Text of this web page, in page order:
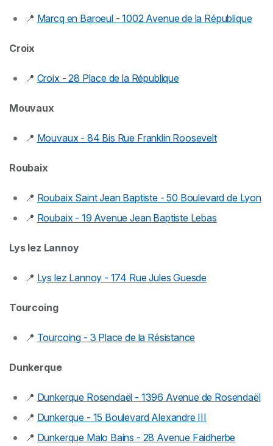
📍 Marcq en Baroeul - 1002 Avenue de la République
Croix
📍 Croix - 28 Place de la République
Mouvaux
📍 Mouvaux - 84 Bis Rue Franklin Roosevelt
Roubaix
📍 Roubaix Saint Jean Baptiste - 50 Boulevard de Lyon
📍 Roubaix - 19 Avenue Jean Baptiste Lebas
Lys lez Lannoy
📍 Lys lez Lannoy - 174 Rue Jules Guesde
Tourcoing
📍 Tourcoing - 3 Place de la Résistance
Dunkerque
📍 Dunkerque Rosendaël - 1396 Avenue de Rosendaël
📍 Dunkerque - 15 Boulevard Alexandre III
📍 Dunkerque Malo Bains - 28 Avenue Faidherbe